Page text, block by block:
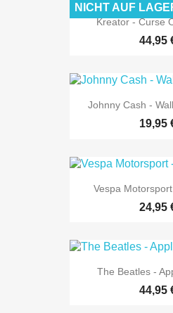
Kreator - Curse
44,95
NICHT AUF
Johnny Cash -
19,95
Vespa Motorsport
24,95
The Beatles -
44,95